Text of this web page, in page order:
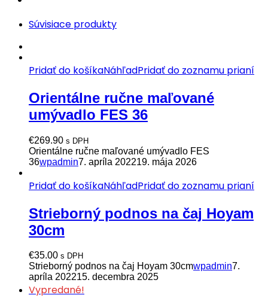
Súvisiace produkty
Pridať do košíkaNáhľadPridať do zoznamu prianí
Orientálne ručne maľované
umývadlo FES 36
€269.90 s DPH
Orientálne ručne maľované umývadlo FES
36wpadmin7. apríla 202219. mája 2026
Pridať do košíkaNáhľadPridať do zoznamu prianí
Strieborný podnos na čaj Hoyam
30cm
€35.00 s DPH
Strieborný podnos na čaj Hoyam 30cmwpadmin7.
apríla 202215. decembra 2025
Vypredané!